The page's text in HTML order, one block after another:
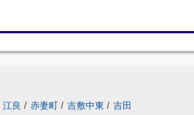
江良 / 赤妻町 / 吉敷中東 / 吉田